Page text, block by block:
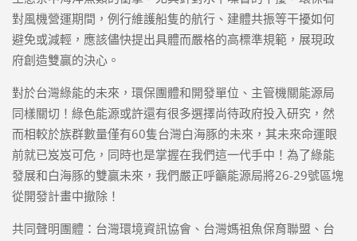
對風機營運期間，例行維護船隻的航行、建體共振等干擾如何
避免或減輕，應該儘快提出具體而嚴格的高標準規範，展現政
府創造雙贏的決心。
對於台灣綠能的未來，環保團體和開發單位、主管機關能源局
同樣關切！綠色能源或許還有很多選擇尚待政府投入研究，然
而相較於族群數量僅有60隻台灣白海豚的未來，其未來命運眼
前就已岌岌可危，同時也是掌握在我們這一代手中！為了綠能
發展和白海豚的雙贏未來，我們嚴正呼籲能源局將26-29號區塊
從開發計畫中撤除！
共同聲明團體：台灣環境資訊協會、台灣媽祖魚保育聯盟、台